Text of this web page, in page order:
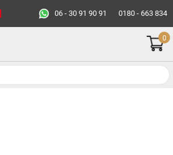
06 - 30 91 90 91 0180 - 663 834
0